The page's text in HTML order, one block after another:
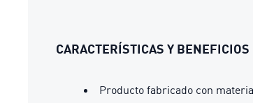
CARACTERÍSTICAS Y BENEFICIOS
Producto fabricado con